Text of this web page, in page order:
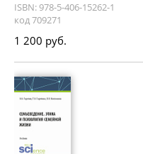
ISBN: 978-5-406-15262-1
код 709271
1 200 руб.